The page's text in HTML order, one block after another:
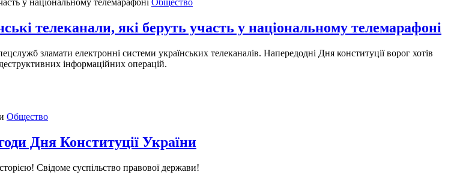
Общество
телеканали, які беруть участь у національному телемарафоні
зламати електронні системи українських телеканалів. Напередодні Дня конституції ворог хотів
інформаційних операцій.
Общество
Дня Конституції України
Свідоме суспільство правової держави!